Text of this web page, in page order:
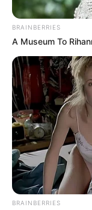
PostedFriss hírek
cégei
nyomozók
bySzerző June
BRAINBERRIES
A Museum To
BRAINBERRIES